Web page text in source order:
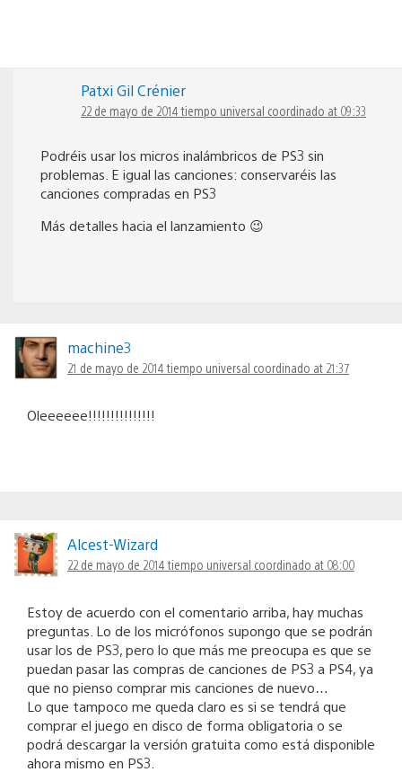
Patxi Gil Crénier
22 de mayo de 2014 tiempo universal coordinado at 09:33
Podréis usar los micros inalámbricos de PS3 sin
problemas. E igual las canciones: conservaréis las
canciones compradas en PS3
Más detalles hacia el lanzamiento 😉
machine3
21 de mayo de 2014 tiempo universal coordinado at 21:37
Oleeeeee!!!!!!!!!!!!!!!
Alcest-Wizard
22 de mayo de 2014 tiempo universal coordinado at 08:00
Estoy de acuerdo con el comentario arriba, hay muchas
preguntas. Lo de los micrófonos supongo que se podrán
usar los de PS3, pero lo que más me preocupa es que se
puedan pasar las compras de canciones de PS3 a PS4, ya
que no pienso comprar mis canciones de nuevo…
Lo que tampoco me queda claro es si se tendrá que
comprar el juego en disco de forma obligatoria o se
podrá descargar la versión gratuita como está disponible
ahora mismo en PS3.